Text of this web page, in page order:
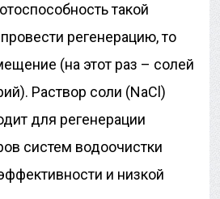
такой
регенерацию, то
(на этот раз – солей
Раствор соли (NaCl)
для регенерации
систем водоочистки
и низкой